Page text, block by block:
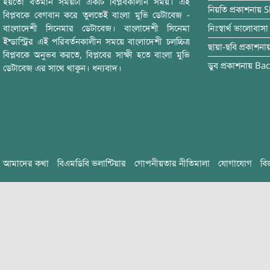
বিপ্লবকে বেগবান করে তুলতেই বাংলা মুভি ডেটাবেজ -
বাংলাদেশী সিনেমার ডেটাবেজ। বাংলাদেশী সিনেমা
ইন্ডাস্ট্রির এই পরিবর্তনকালীন সময়ে বাংলাদেশী চলচ্চিত্র
বিপ্লবকে অনুভব করতে, বিপ্লবের সাক্ষী হতে বাংলা মুভি
ডেটাবেজ এর সাথে থাকুন। ধন্যবাদ।
নিয়তি প্রকাশনায়
নিঃস্বার্থ ভালোবাসা
ছায়া-ছবি
ডুব প্রকাশনায়
আমাদের কথা বিএমডিবি ভলান্টিয়ার গোপনীয়তার নীতিমালা যোগাযোগ